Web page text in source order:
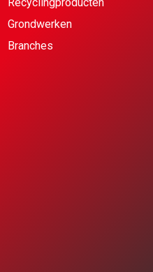
Grondwerken
Branches